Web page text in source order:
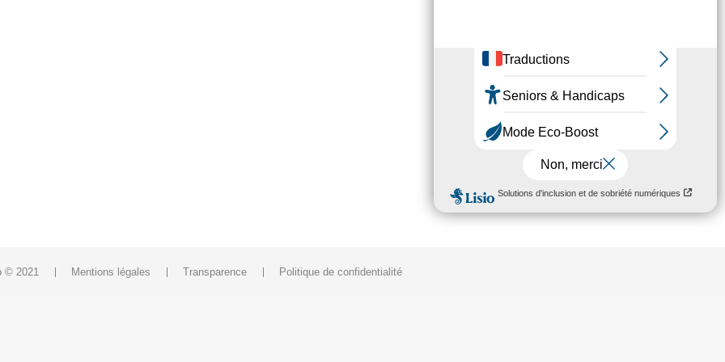
et d’être au plus proche de ses adhérents, la Fédésap a mis en place Jurisap’, le service juridique de la
qui est dorénavant internalisée* Une veille juridique* Des outils juridiques* Des partenariats avec des
© 2021 Mentions légales Transparence Politique de confidentialité